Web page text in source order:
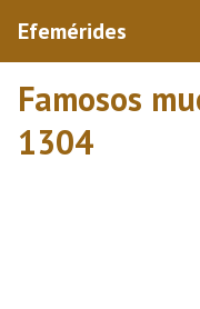
Efemérides
Famosos
1304